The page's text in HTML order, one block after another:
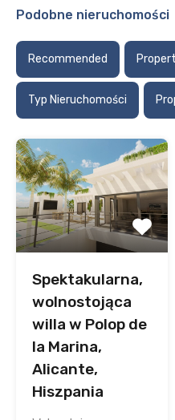
Podobne nieruchomości
Recommended
Typ Nieruchomości
Spektakularna,
wolnostojąca
willa w Polop de
la Marina,
Alicante,
Hiszpania